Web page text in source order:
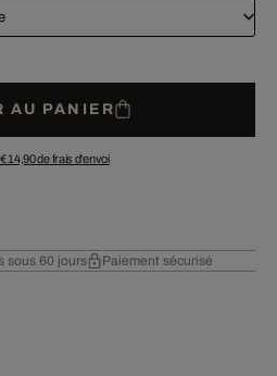
AU PANIER
€ 14,90de frais d'envoi
sous 60 jours Paiement sécurisé